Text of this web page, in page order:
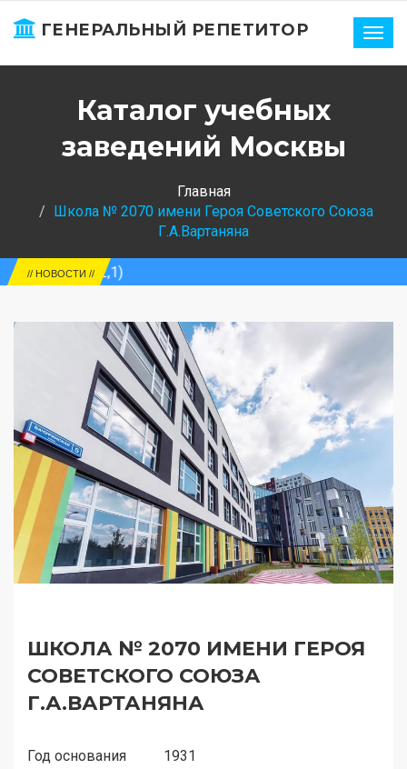
ГЕНЕРАЛЬНЫЙ РЕПЕТИТОР
Каталог учебных
заведений Москвы
Главная
Школа № 2070 имени Героя Советского Союза
Г.А.Вартаняна
// НОВОСТИ //
ШКОЛА № 2070 ИМЕНИ ГЕРОЯ
СОВЕТСКОГО СОЮЗА
Г.А.ВАРТАНЯНА
Год основания
1931